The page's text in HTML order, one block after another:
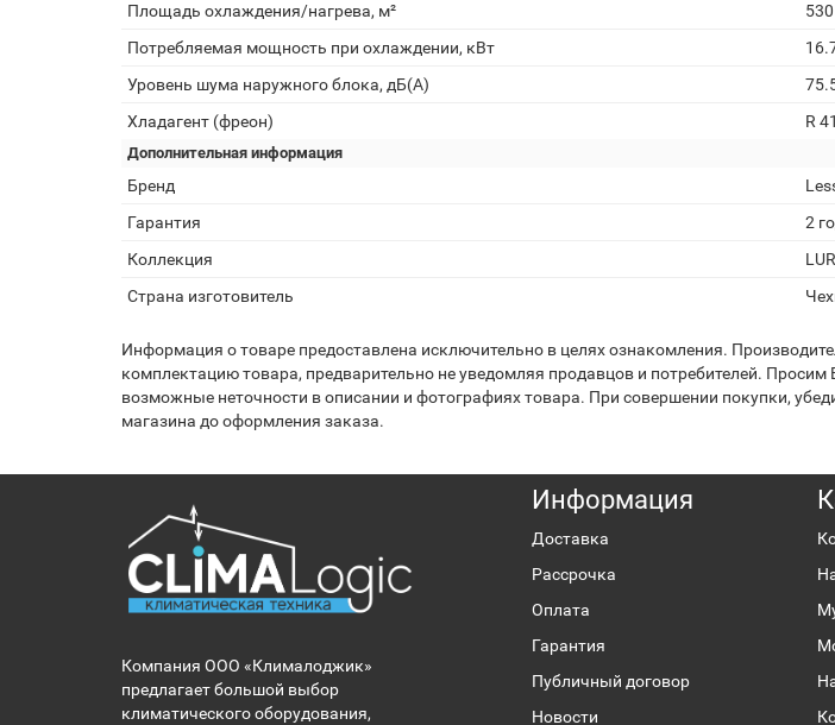
Площадь охлаждения/нагрева, м²
530
Потребляемая мощность при охлаждении, кВт
Уровень шума наружного блока, дБ(А)
Хладагент (фреон)
R
Дополнительная информация
Бренд
Гарантия
2
Коллекция
Страна изготовитель
Информация о товаре предоставлена исключительно в целях ознакомления.
комплектацию товара, предварительно не уведомляя продавцов и потребителей.
возможные неточности в описании и фотографиях товара. При совершении покупки,
магазина до оформления заказа.
Компания ООО «Клималоджик»
предлагает большой выбор
климатического оборудования,
Информация
Доставка
Рассрочка
Оплата
Гарантия
Публичный договор
Новости